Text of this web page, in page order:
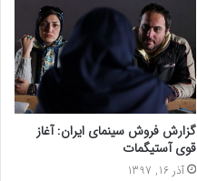
گزارش فروش سینمای ایران: آغاز
قوی آستیگمات
آذر 16, 1397